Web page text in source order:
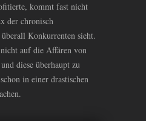
kommt fast nicht
der chronisch
Konkurrenten sieht.
auf die Affären von
diese überhaupt zu
in einer drastischen